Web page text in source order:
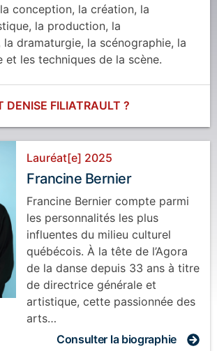
conception, la création, la
la production, la
dramaturgie, la scénographie, la
et les techniques de la scène.
DENISE FILIATRAULT ?
Lauréat[e] 2025
Francine Bernier
Francine Bernier compte parmi
les personnalités les plus
influentes du milieu culturel
québécois. À la tête de l’Agora
de la danse depuis 33 ans à titre
de directrice générale et
artistique, cette passionnée des
arts…
Consulter la biographie